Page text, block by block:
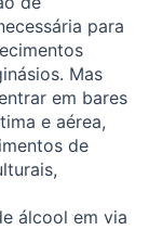
para
Mas
em bares
e aérea,
de
álcool em via